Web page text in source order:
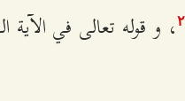
٢، و قوله تعالى في